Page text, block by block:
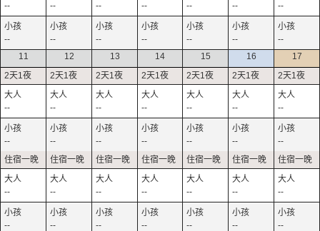
--
--
--
--
--
--
--
--
--
--
--
--
--
--
11
--
--
--
--
12
--
--
--
--
13
--
--
--
--
14
--
--
--
--
15
--
--
--
--
16
--
--
--
--
17
--
--
--
--